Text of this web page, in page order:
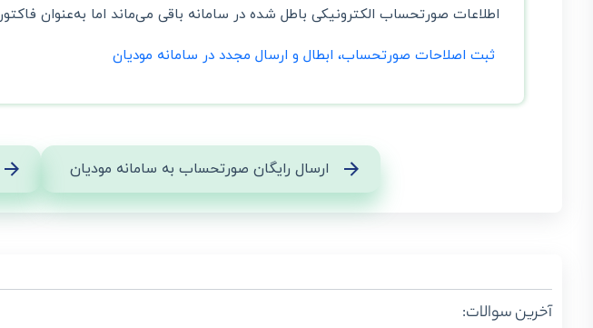
اطلاعات صورتحساب الکترونیکی باطل شده در سامانه باقی می‌ماند اما به‌عنوان فاکتور
ثبت اصلاحات صورتحساب، ابطال و ارسال مجدد در سامانه مودیان
ارسال رایگان صورتحساب به سامانه مودیان
آخرین سوالات: